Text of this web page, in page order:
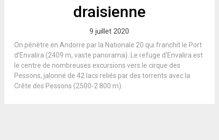
draisienne
9 juillet 2020
On pénètre en Andorre par la Nationale 20 qui franchit le Port
d’Envalira (2409 m, vaste panorama). Le refuge d’Envalira est
le centre de nombreuses excursions vers le cirque des
Pessons, jalonné de 42 lacs reliés par des torrents avec la
Crête des Pessons (2500-2 800 m).